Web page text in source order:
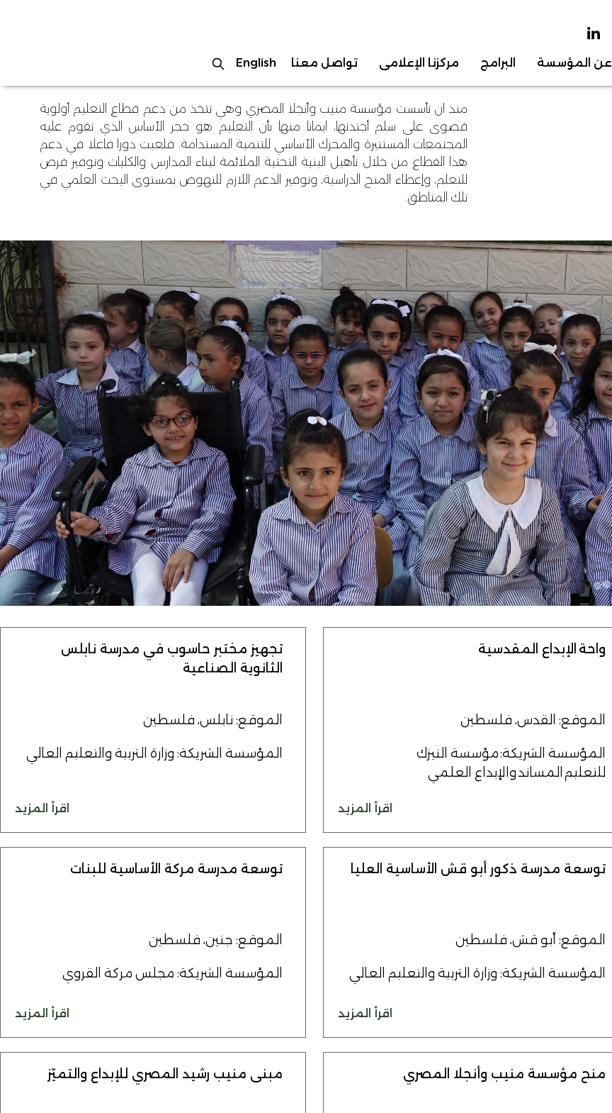
عن المؤسسة البرامج مركزنا الإعلامي تواصل معنا English
منذ ان تأسست مؤسسة منيب وأنجلا المصري وهي تتخذ من دعم قطاع التعليم أولوية
قصوى على سلم أجندتها، ايمانا منها بأن التعليم هو حجر الأساس الذي تقوم عليه
المجتمعات المستنيرة والمحرك الأساسي للتنمية المستدامة. فلعبت دورا فاعلا في دعم
هذا القطاع من خلال تأهيل البنية التحتية الملائمة لبناء المدارس والكليات وتوفير فرص
للتعلم، وإعطاء المنح الدراسية، وتوفير الدعم اللازم للنهوض بمستوى البحث العلمي في
تلك المناطق.
واحة الإبداع المقدسية
الموقع: القدس، فلسطين
المؤسسة الشريكة: مؤسسة النيزك
للتعليم المساند والإبداع العلمي
اقرأ المزيد
تجهيز مختبر حاسوب في مدرسة نابلس
الثانوية الصناعية
الموقع: نابلس، فلسطين
المؤسسة الشريكة: وزارة التربية والتعليم العالي
اقرأ المزيد
توسعة مدرسة ذكور أبو قش الأساسية العليا
الموقع: أبو قش، فلسطين
المؤسسة الشريكة: وزارة التربية والتعليم العالي
اقرأ المزيد
توسعة مدرسة مركة الأساسية للبنات
الموقع: جنين، فلسطين
المؤسسة الشريكة: مجلس مركة القروي
اقرأ المزيد
منح مؤسسة منيب وأنجلا المصري مبنى منيب رشيد المصري للإبداع والتميّز